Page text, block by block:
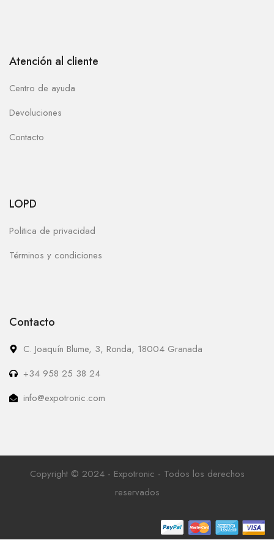
Atención al cliente
Centro de ayuda
Devoluciones
Contacto
LOPD
Politica de privacidad
Términos y condiciones
Contacto
C. Joaquín Blume, 3, Ronda, 18004 Granada
+34 958 25 38 24
info@expotronic.com
Copyright © 2024 - Expotronic - Todos los derechos
reservados